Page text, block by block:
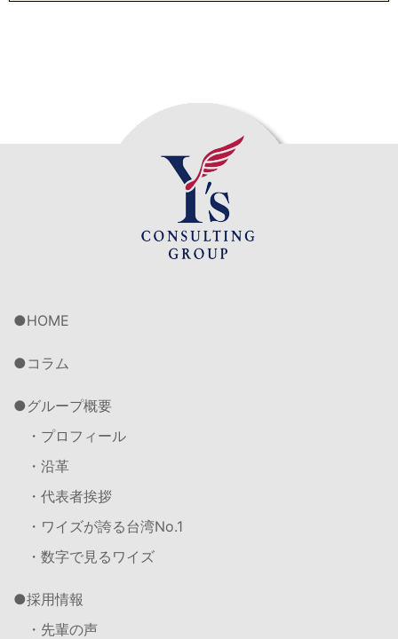
HOME
コラム
グループ概要
・プロフィール
・沿革
・代表者挨拶
・ワイズが誇る台湾No.1
・数字で見るワイズ
採用情報
・先輩の声